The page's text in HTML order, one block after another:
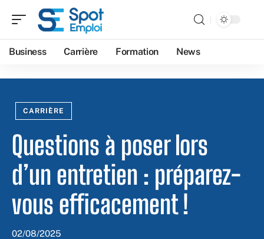
Business Carrière Formation News
CARRIÈRE
Questions à poser lors
d’un entretien : préparez-
vous efficacement !
02/08/2025